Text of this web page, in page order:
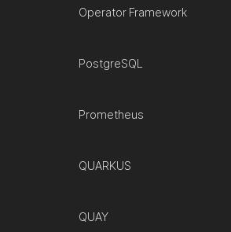
Operator Framework
PostgreSQL
Prometheus
QUARKUS
QUAY